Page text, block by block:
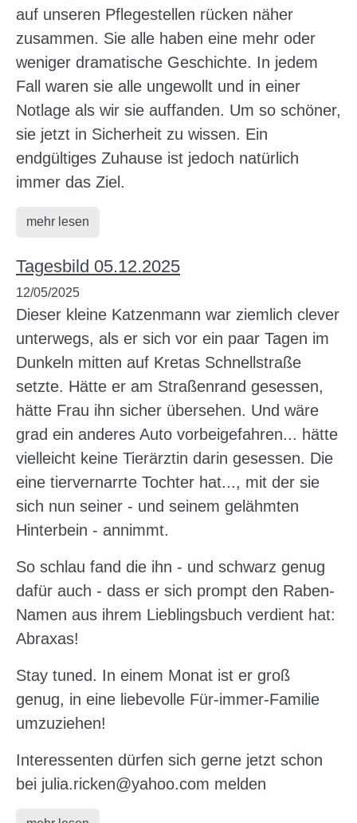
auf unseren Pflegestellen rücken näher
zusammen. Sie alle haben eine mehr oder
weniger dramatische Geschichte. In jedem
Fall waren sie alle ungewollt und in einer
Notlage als wir sie auffanden. Um so schöner,
sie jetzt in Sicherheit zu wissen. Ein
endgültiges Zuhause ist jedoch natürlich
immer das Ziel.
mehr lesen
Tagesbild 05.12.2025
12/05/2025
Dieser kleine Katzenmann war ziemlich clever
unterwegs, als er sich vor ein paar Tagen im
Dunkeln mitten auf Kretas Schnellstraße
setzte. Hätte er am Straßenrand gesessen,
hätte Frau ihn sicher übersehen. Und wäre
grad ein anderes Auto vorbeigefahren... hätte
vielleicht keine Tierärztin darin gesessen. Die
eine tiervernarrte Tochter hat..., mit der sie
sich nun seiner - und seinem gelähmten
Hinterbein - annimmt.
So schlau fand die ihn - und schwarz genug
dafür auch - dass er sich prompt den Raben-
Namen aus ihrem Lieblingsbuch verdient hat:
Abraxas!
Stay tuned. In einem Monat ist er groß
genug, in eine liebevolle Für-immer-Familie
umzuziehen!
Interessenten dürfen sich gerne jetzt schon
bei julia.ricken@yahoo.com melden